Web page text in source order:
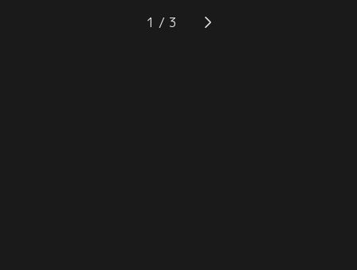
かを察した経営者・チビ太が彼に語
るのは？「恋する十四松」どんなと
（？）、この窮地を救う驚きの方法
が！？チビ太とともに商売を再開さ
1